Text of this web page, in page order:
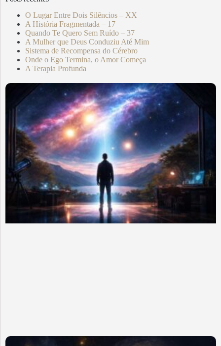
O Lugar Entre Dois Silêncios – XX
A História Fragmentada – 17
Quando Te Quero Sem Ruído – 37
A Mulher que Deus Conduziu Até Mim
Sistema de Recompensa do Cérebro
Onde o Ego Termina, o Amor Começa
A Terapia Profunda